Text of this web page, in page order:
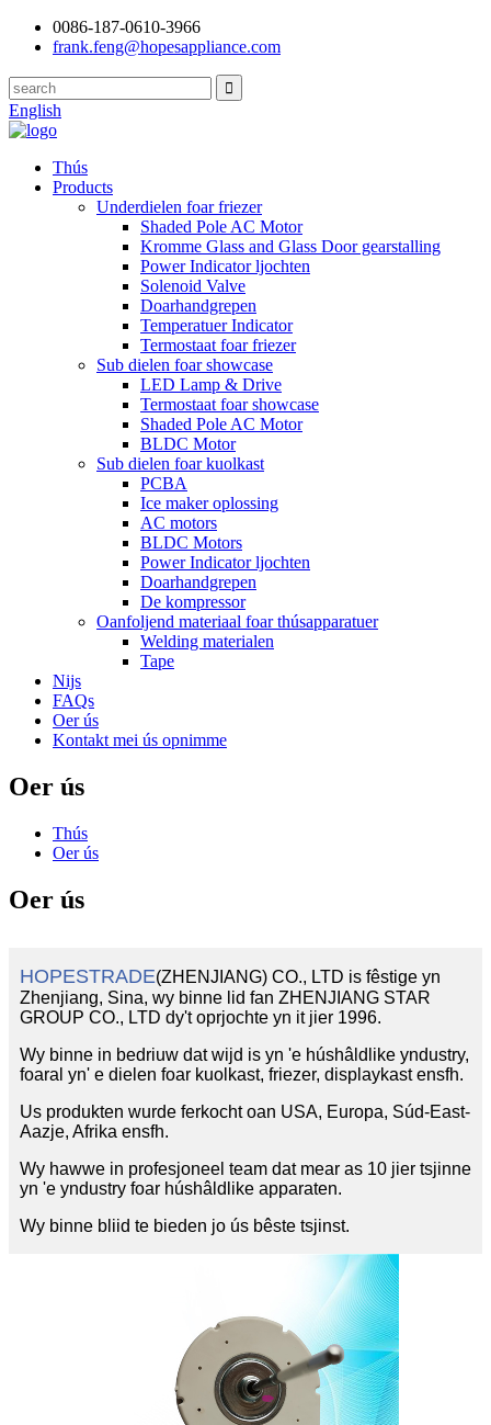
0086-187-0610-3966
frank.feng@hopesappliance.com
English
Thús
Products
Underdielen foar friezer
Shaded Pole AC Motor
Kromme Glass and Glass Door gearstalling
Power Indicator ljochten
Solenoid Valve
Doarhandgrepen
Temperatuer Indicator
Termostaat foar friezer
Sub dielen foar showcase
LED Lamp & Drive
Termostaat foar showcase
Shaded Pole AC Motor
BLDC Motor
Sub dielen foar kuolkast
PCBA
Ice maker oplossing
AC motors
BLDC Motors
Power Indicator ljochten
Doarhandgrepen
De kompressor
Oanfoljend materiaal foar thúsapparatuer
Welding materialen
Tape
Nijs
FAQs
Oer ús
Kontakt mei ús opnimme
Oer ús
Thús
Oer ús
Oer ús
HOPESTRADE(ZHENJIANG) CO., LTD is fêstige yn
Zhenjiang, Sina, wy binne lid fan ZHENJIANG STAR
GROUP CO., LTD dy't oprjochte yn it jier 1996.
Wy binne in bedriuw dat wijd is yn 'e húshâldlike yndustry,
foaral yn' e dielen foar kuolkast, friezer, displaykast ensfh.
Us produkten wurde ferkocht oan USA, Europa, Súd-East-
Aazje, Afrika ensfh.
Wy hawwe in profesjoneel team dat mear as 10 jier tsjinne
yn 'e yndustry foar húshâldlike apparaten.
Wy binne bliid te bieden jo ús bêste tsjinst.